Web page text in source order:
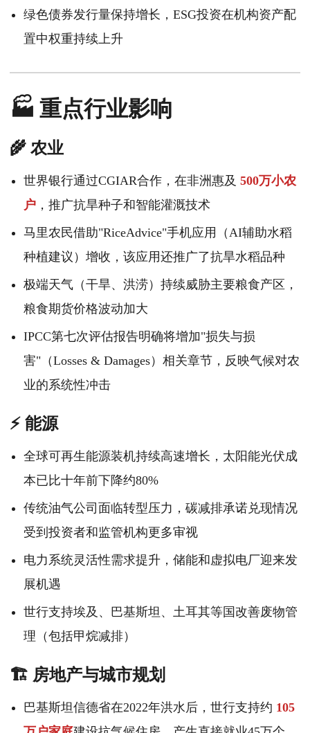
绿色债券发行量保持增长，ESG投资在机构资产配
置中权重持续上升
🏭 重点行业影响
🌾 农业
世界银行通过CGIAR合作，在非洲惠及 500万小农
户 ，推广抗旱种子和智能灌溉技术
马里农民借助"RiceAdvice"手机应用（AI辅助水稻
种植建议）增收，该应用还推广了抗旱水稻品种
极端天气（干旱、洪涝）持续威胁主要粮食产区，
粮食期货价格波动加大
IPCC第七次评估报告明确将增加"损失与损
害"（Losses & Damages）相关章节，反映气候对农
业的系统性冲击
⚡ 能源
全球可再生能源装机持续高速增长，太阳能光伏成
本已比十年前下降约80%
传统油气公司面临转型压力，碳减排承诺兑现情况
受到投资者和监管机构更多审视
电力系统灵活性需求提升，储能和虚拟电厂迎来发
展机遇
世行支持埃及、巴基斯坦、土耳其等国改善废物管
理（包括甲烷减排）
🏗️ 房地产与城市规划
巴基斯坦信德省在2022年洪水后，世行支持约 105